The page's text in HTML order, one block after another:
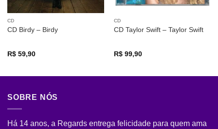
CD
CD Birdy – Birdy
R$59,90
CD
CD Taylor Swift – Taylor Swift
R$99,90
SOBRE NÓS
Há 14 anos, a Regards entrega felicidade para quem ama